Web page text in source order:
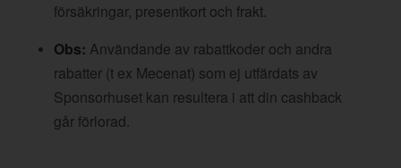
försäkringar, presentkort och frakt.
Obs: Användande av rabattkoder och andra
rabatter (t ex Mecenat) som ej utfärdats av
Sponsorhuset kan resultera i att din cashback
går förlorad.